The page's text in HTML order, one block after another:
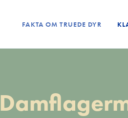
FAKTA OM TRUEDE DYR